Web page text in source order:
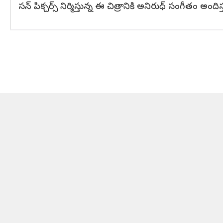
సన్ పిక్చర్స్ నిర్మిస్తున్న ఈ చిత్రానికి అనిరుధ్ సంగీతం